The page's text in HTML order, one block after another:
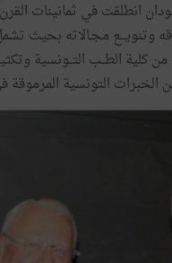
انطلقت في ثمانينات
مجـالاته بحيث
الطــب التــونسية
من الخبرات التونسية